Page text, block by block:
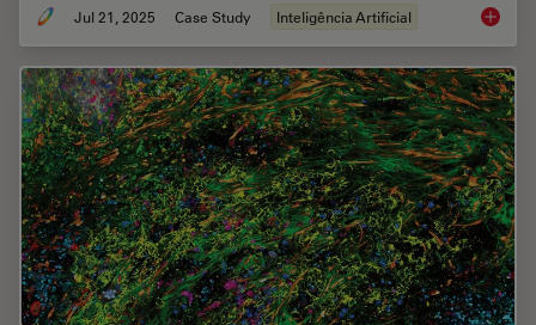
Jul 21, 2025 Case Study Inteligência Artificial